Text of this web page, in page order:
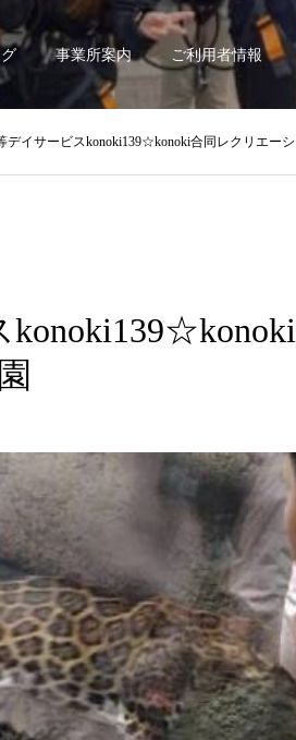
事業所案内 ご利用者情報
デイサービスkonoki139☆konoki合同レクリエー